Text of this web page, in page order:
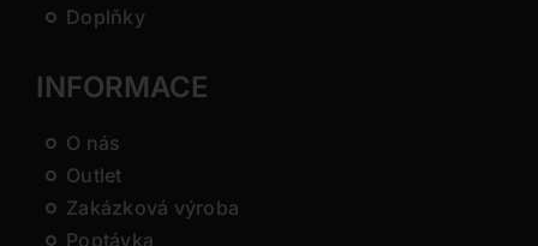
Doplňky
INFORMACE
O nás
Outlet
Zakázková výroba
Poptávka